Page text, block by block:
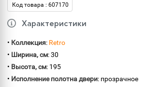
Код товара : 607170
Характеристики
• Коллекция: Retro
• Ширина, см: 30
• Высота, см: 195
• Исполнение полотна двери: прозрачное